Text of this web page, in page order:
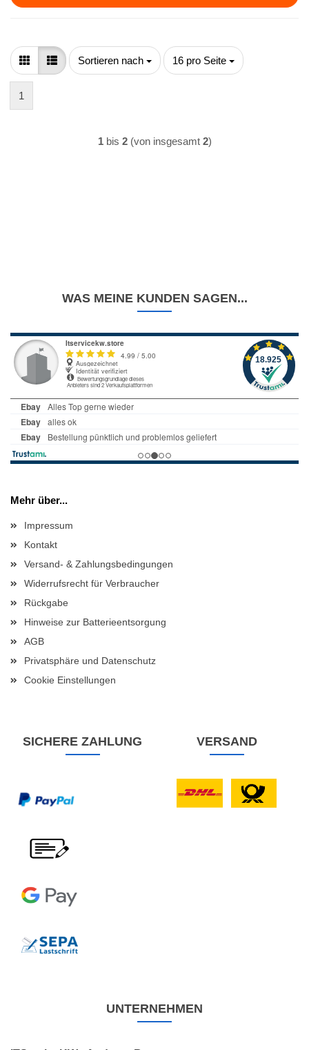
Sortieren nach
Sortieren nach 16 pro Seite
pro Seite
1
1bis 2(von insgesamt 2)
WAS MEINE KUNDEN SAGEN...
Mehr über...
Impressum
Kontakt
Versand- & Zahlungsbedingungen
Widerrufsrecht für Verbraucher
Rückgabe
Hinweise zur Batterieentsorgung
AGB
Privatsphäre und Datenschutz
Cookie Einstellungen
SICHERE ZAHLUNG VERSAND
UNTERNEHMEN